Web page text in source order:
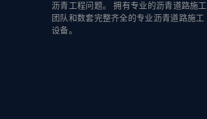
沥青工程问题。 拥有专业的沥青道路施工
团队和数套完整齐全的专业沥青道路施工
设备。